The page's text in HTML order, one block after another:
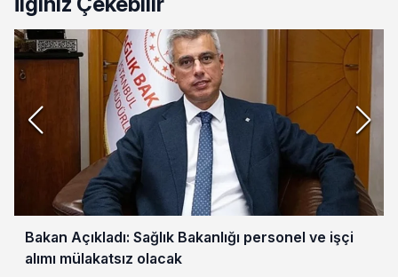
Bakan Açıkladı: Sağlık Bakanlığı personel ve işçi
alımı mülakatsız olacak